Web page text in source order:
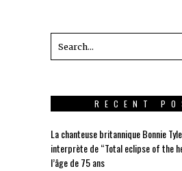
RECENT
La chanteuse britannique Bonnie
interprète de “Total eclipse of the
l’âge de 75 ans